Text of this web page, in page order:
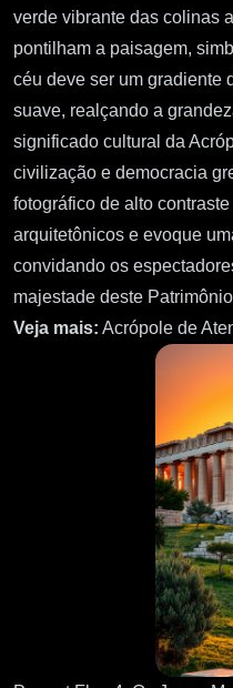
verde vibrante das colinas
pontilham a paisagem,
céu deve ser um gradiente
suave, realçando a
significado cultural da
civilização e democracia
fotográfico de alto
arquitetônicos e evoque
convidando os
majestade deste
Veja mais: Acrópole de